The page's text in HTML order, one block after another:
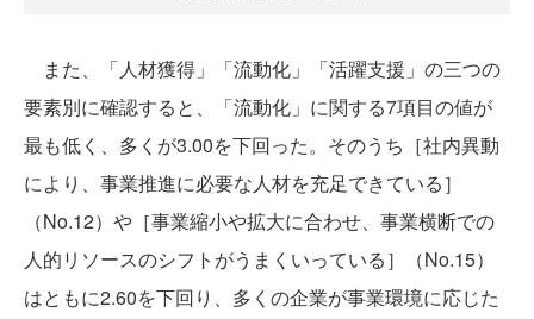
また、「人材獲得」「流動化」「活躍支援」の三つの
要素別に確認すると、「流動化」に関する7項目の値が
最も低く、多くが3.00を下回った。そのうち［社内異動
により、事業推進に必要な人材を充足できている］
（No.12）や［事業縮小や拡大に合わせ、事業横断での
人的リソースのシフトがうまくいっている］（No.15）
はともに2.60を下回り、多くの企業が事業環境に応じた